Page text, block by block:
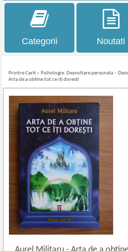
Categorii Noutati
Printre Carti » Psihologie. Dezvoltare personala »
Arta de a obtine tot ce iti doresti